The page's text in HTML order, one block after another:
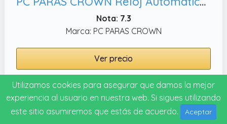
Nota: 7.3
Marca: PC PARAS CROWN
Ver precio
Más barato
#9
Utilizamos cookies para asegurar que damos la mejor
experiencia al usuario en nuestra web. Si sigues utilizando
este sitio asumiremos que estás de acuerdo.
Aceptar